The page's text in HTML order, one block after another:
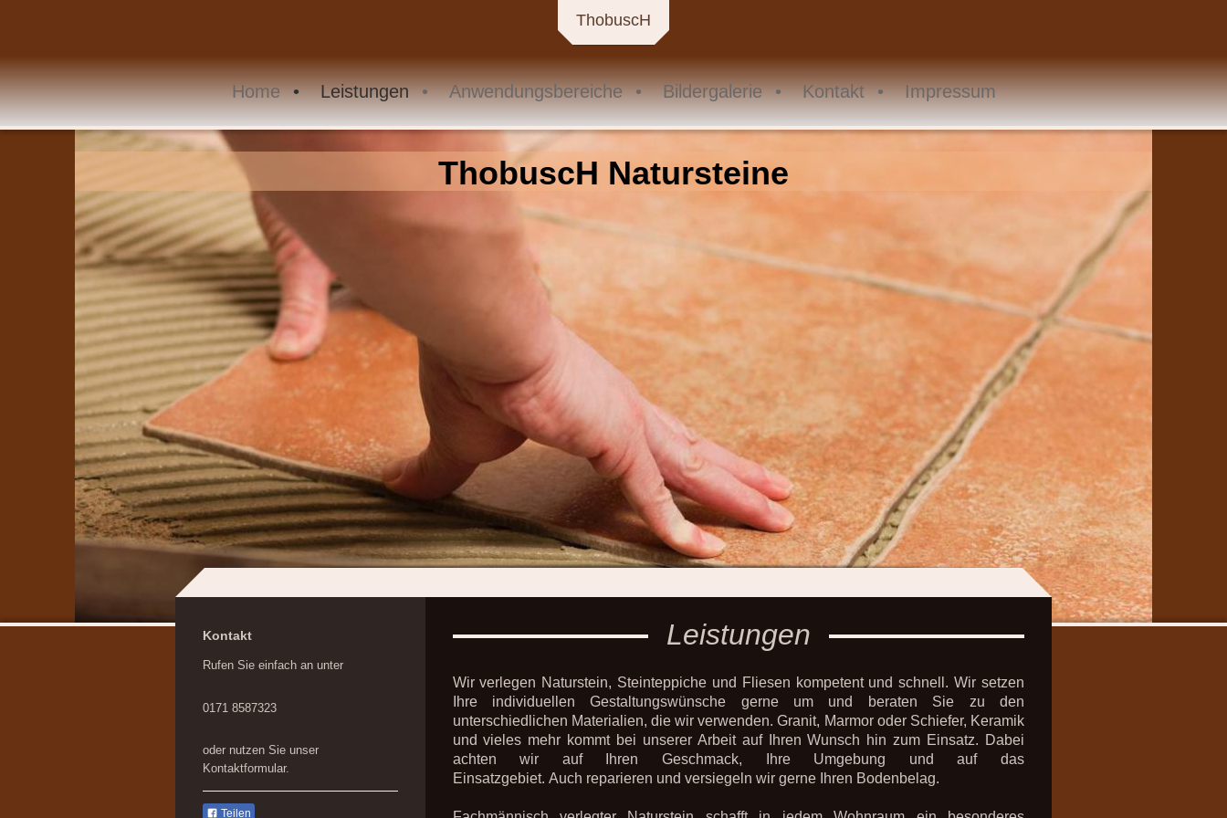
ThobuscH
Home Leistungen Anwendungsbereiche Bildergalerie Kontakt Impressum
ThobuscH Natursteine
Leistungen
Wir verlegen Naturstein, Steinteppiche und Fliesen kompetent und schnell. Wir setzen
Ihre individuellen Gestaltungswünsche gerne um und beraten Sie zu den
unterschiedlichen Materialien, die wir verwenden. Granit, Marmor oder Schiefer, Keramik
und vieles mehr kommt bei unserer Arbeit auf Ihren Wunsch hin zum Einsatz. Dabei
achten wir auf Ihren Geschmack, Ihre Umgebung und auf das
Einsatzgebiet. Auch reparieren und versiegeln wir gerne Ihren Bodenbelag.
Kontakt
Rufen Sie einfach an unter
0171 8587323
oder nutzen Sie unser
Kontaktformular.
Teilen